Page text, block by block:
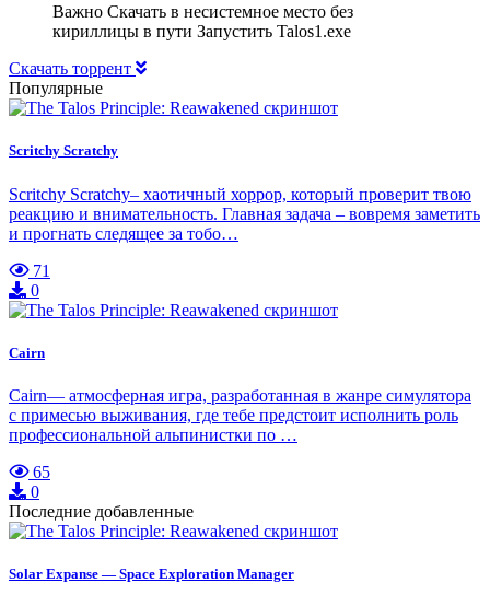
Важно Скачать в несистемное место без
кириллицы в пути Запустить Talos1.exe
Скачать торрент
Популярные
Scritchy Scratchy
Scritchy Scratchy– хаотичный хоррор, который проверит твою
реакцию и внимательность. Главная задача – вовремя заметить
и прогнать следящее за тобо…
71
0
Cairn
Cairn— атмосферная игра, разработанная в жанре симулятора
с примесью выживания, где тебе предстоит исполнить роль
профессиональной альпинистки по …
65
0
Последние добавленные
Solar Expanse — Space Exploration Manager